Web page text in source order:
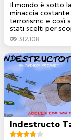
Il mondo è sotto la
minaccia costante
terrorismo e così
stati scelti per
312.108
Indestructo